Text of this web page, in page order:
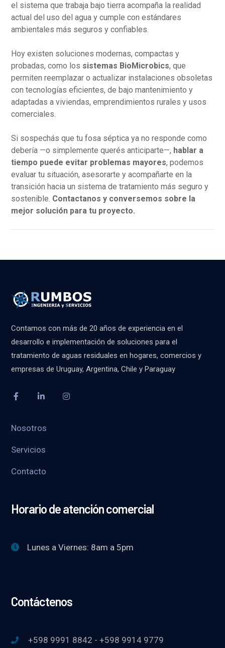
el sistema que trabaja bajo tierra acompaña la realidad
actual del uso del agua y cumple con estándares
ambientales más seguros y confiables.
Hoy existen soluciones modernas, compactas y
probadas, como los sistemas BioMicrobics, que
permiten reemplazar o actualizar instalaciones obsoletas
con tecnologías eficientes, de bajo mantenimiento y
adaptadas a viviendas, emprendimientos rurales y usos
comerciales.
Si sospechás que tu fosa séptica ya no responde como
debería —o simplemente querés anticiparte—, hablar a
tiempo puede evitar problemas mayores, podemos
evaluar tu situación, asesorarte y acompañarte en la
transición hacia un sistema de tratamiento más seguro y
sostenible. Contactanos y conversemos sobre la
mejor solución para tu proyecto.
Contamos con más de 20 años de experiencia en el
desarrollo e implementación de soluciones para el
tratamiento de aguas residuales en hogares, comercios y
empresas de Uruguay, Argentina, Chile y Paraguay
Nosotros
Servicios
Contacto
Horario de atención comercial
Lunes a Viernes: 8am a 5pm
Contáctenos
+598 9991 8842 - +598 9914 9779